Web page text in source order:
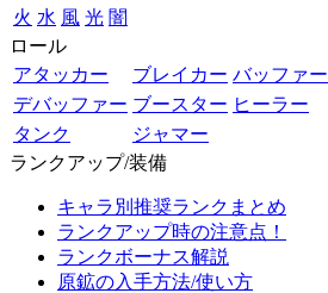
火 水 風 光 闇
ロール
アタッカー
ブレイカー バッファー
デバッファー ブースター ヒーラー
タンク
ジャマー
ランクアップ/装備
キャラ別推奨ランクまとめ
ランクアップ時の注意点！
ランクボーナス解説
原鉱の入手方法/使い方